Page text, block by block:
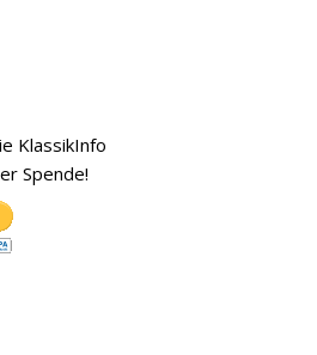
KlassikInfo
Spende!